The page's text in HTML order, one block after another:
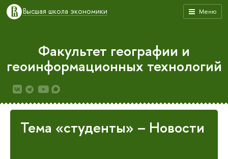
Меню
Высшая школа экономики
Факультет географии и
геоинформационных технологий
Тема «студенты» – Новости